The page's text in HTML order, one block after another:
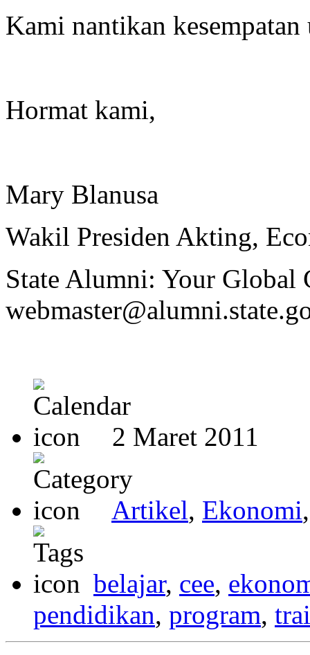
Kami nantikan
Hormat kami,
Mary Blanusa
Wakil Presiden Akting,
State Alumni: Your Global
2 Maret 2011
Artikel, Ekonomi
belajar, cee,
pendidikan, program,